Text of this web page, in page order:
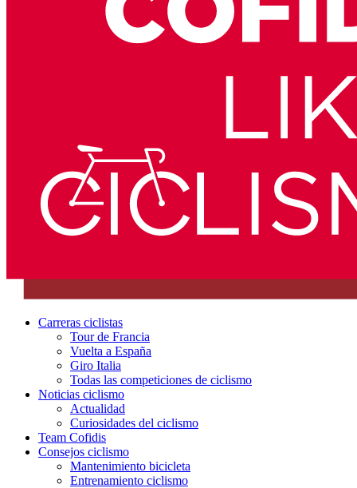
Carreras ciclistas
Tour de Francia
Vuelta a España
Giro Italia
Todas las competiciones de ciclismo
Noticias ciclismo
Actualidad
Curiosidades del ciclismo
Team Cofidis
Consejos ciclismo
Mantenimiento bicicleta
Entrenamiento ciclismo